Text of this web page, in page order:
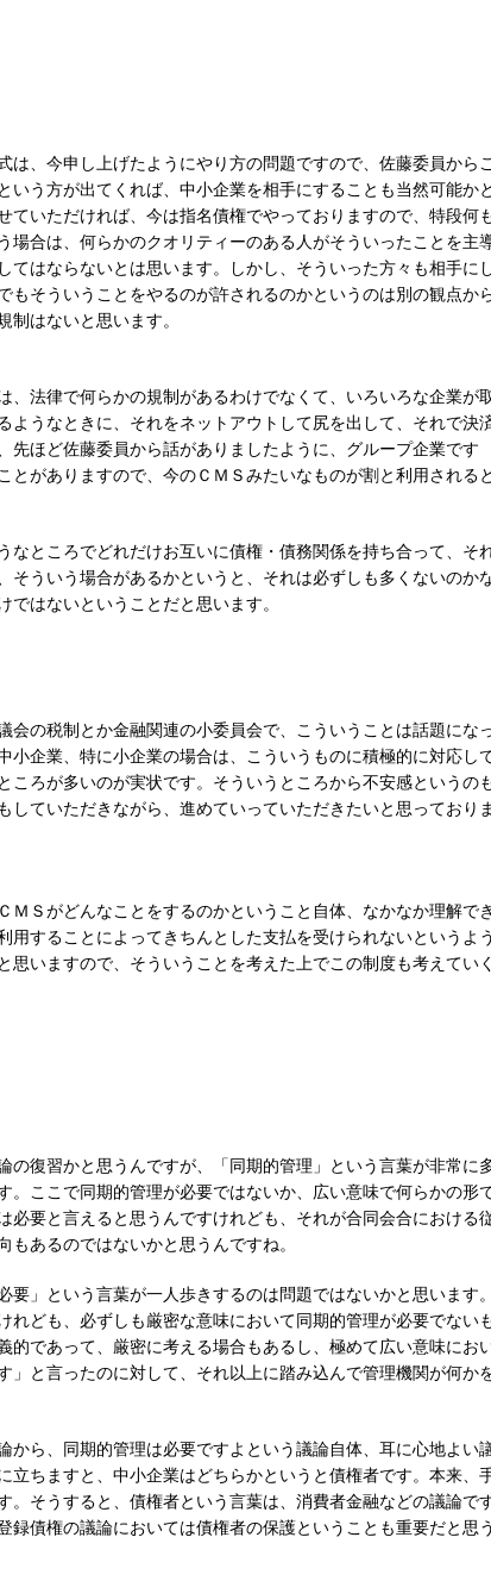
は、今申し上げたようにやり方の問題ですので、佐藤委員から
う方が出てくれば、中小企業を相手にすることも当然可能かと
ていただければ、今は指名債権でやっておりますので、特段何
場合は、何らかのクオリティーのある人がそういったことを主
はならないとは思います。しかし、そういった方々も相手に
そういうことをやるのが許されるのかというのは別の観点か
はないと思います。
、法律で何らかの規制があるわけでなくて、いろいろな企業が
ようなときに、それをネットアウトして尻を出して、それで決
先ほど佐藤委員から話がありましたように、グループ企業です
とがありますので、今のＣＭＳみたいなものが割と利用されると
なところでどれだけお互いに債権・債務関係を持ち合って、そ
そういう場合があるかというと、それは必ずしも多くないのか
はないということだと思います。
会の税制とか金融関連の小委員会で、こういうことは話題にな
小企業、特に小企業の場合は、こういうものに積極的に対応し
ころが多いのが実状です。そういうところから不安感というの
ていただきながら、進めていっていただきたいと思っておりま
Ｓがどんなことをするのかということ自体、なかなか理解でき
用することによってきちんとした支払を受けられないというよう
いますので、そういうことを考えた上でこの制度も考えていく
の復習かと思うんですが、「同期的管理」という言葉が非常に
。ここで同期的管理が必要ではないか、広い意味で何らかの形
必要と言えると思うんですけれども、それが合同会合における
あるのではないかと思うんですね。
」という言葉が一人歩きするのは問題ではないかと思います。
れども、必ずしも厳密な意味において同期的管理が必要でない
的であって、厳密に考える場合もあるし、極めて広い意味にお
」と言ったのに対して、それ以上に踏み込んで管理機関が何か
から、同期的管理は必要ですよという議論自体、耳に心地よい
立ちますと、中小企業はどちらかというと債権者です。本来、
。そうすると、債権者という言葉は、消費者金融などの議論で
録債権の議論においては債権者の保護ということも重要だと思う